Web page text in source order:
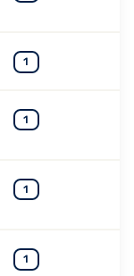
1
1
1
1